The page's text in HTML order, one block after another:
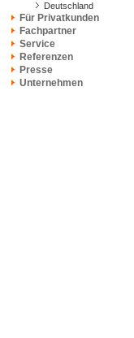
Deutschland
Für Privatkunden
Fachpartner
Service
Referenzen
Presse
Unternehmen